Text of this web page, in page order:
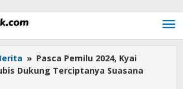
» Pasca Pemilu 2024, Kyai
Dukung Terciptanya Suasana